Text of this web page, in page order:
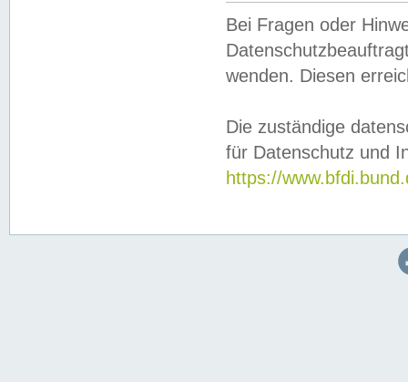
Bei Fragen oder
wenden. Diesen
Die zuständige
für Datenschutz und
https://